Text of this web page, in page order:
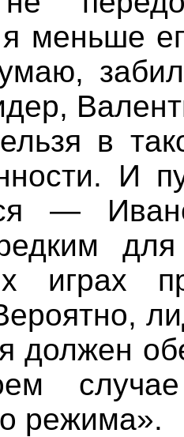
я меньше
в
И
—
играх
должен
случае
режима».